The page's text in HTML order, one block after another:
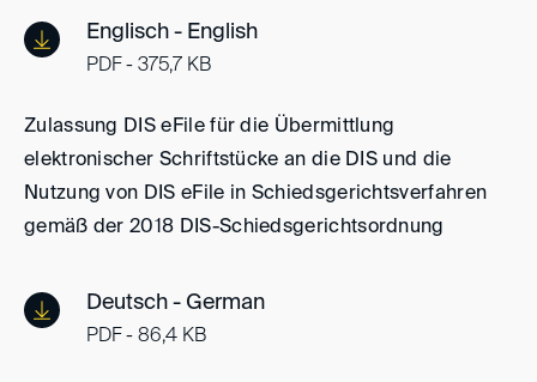
Englisch - English
PDF - 375,7 KB
Zulassung DIS eFile für die Übermittlung
elektronischer Schriftstücke an die DIS und die
Nutzung von DIS eFile in Schiedsgerichtsverfahren
gemäß der 2018 DIS-Schiedsgerichtsordnung
Deutsch - German
PDF - 86,4 KB